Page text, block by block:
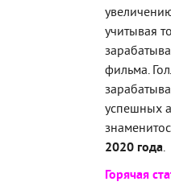
учитывая
фильма.
успешных
2020 года.
Горячая